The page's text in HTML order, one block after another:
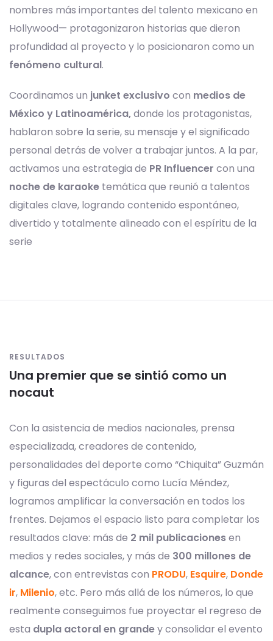
nombres más importantes del talento mexicano en
Hollywood— protagonizaron historias que dieron
profundidad al proyecto y lo posicionaron como un
fenómeno cultural.
Coordinamos un junket exclusivo con medios de
México y Latinoamérica,donde los protagonistas,
hablaron sobre la serie, su mensaje y el significado
personal detrás de volver a trabajar juntos. A la par,
activamos una estrategia de PR Influencer con una
noche de karaoke temática que reunió a talentos
digitales clave, logrando contenido espontáneo,
divertido y totalmente alineado con el espíritu de la
serie
RESULTADOS
Una premier que se sintió como un
nocaut
Con la asistencia de medios nacionales, prensa
especializada, creadores de contenido,
personalidades del deporte como “Chiquita” Guzmán
y figuras del espectáculo como Lucía Méndez,
logramos amplificar la conversación en todos los
frentes. Dejamos el espacio listo para completar los
resultados clave: más de 2 mil publicacionesen
medios y redes sociales, y más de 300 millones de
alcance, con entrevistas con PRODU, Esquire, Donde
ir, Milenio, etc. Pero más allá de los números, lo que
realmente conseguimos fue proyectar el regreso de
esta dupla actoral en grandey consolidar el evento